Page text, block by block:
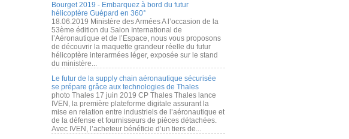
Bourget 2019 - Embarquez à bord du futur
hélicoptère Guépard en 360°
18.06.2019 Ministère des Armées A l’occasion de la
53ème édition du Salon International de
l’Aéronautique et de l’Espace, nous vous proposons
de découvrir la maquette grandeur réelle du futur
hélicoptère interarmées léger, exposée sur le stand
du ministère...
Le futur de la supply chain aéronautique sécurisée
se prépare grâce aux technologies de Thales
photo Thales 17 juin 2019 CP Thales Thales lance
IVEN, la première plateforme digitale assurant la
mise en relation entre industriels de l’aéronautique et
de la défense et fournisseurs de pièces détachées.
Avec IVEN, l’acheteur bénéficie d’un tiers de...